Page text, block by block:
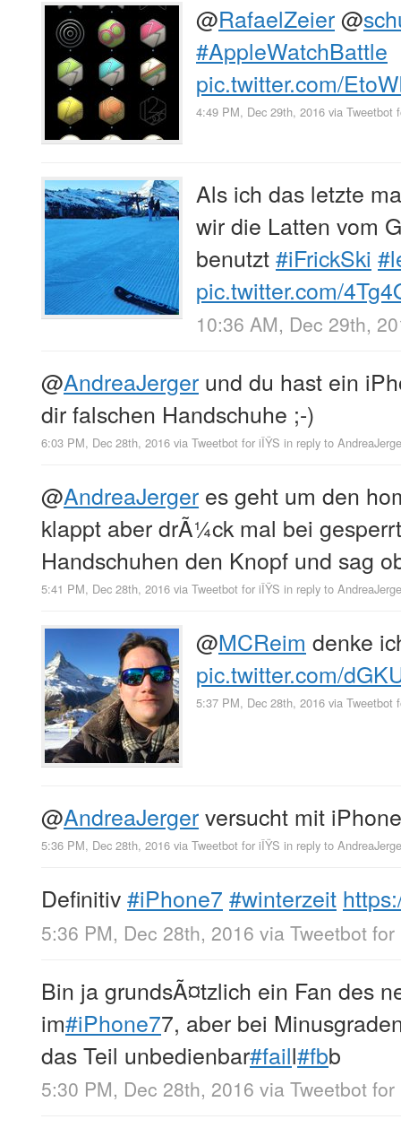
@RafaelZeier@
#AppleWatchBattle
pic.twitter.com/
4:49 PM, Dec 29th, 2016 via Tweetbot
Als ich das letzte
wir die Latten vom
benutzt#iFrickSki
pic.twitter.com/
10:36 AM, Dec 29th,
@AndreaJerger und du hast ein
dir falschen Handschuhe ;-)
6:03 PM, Dec 28th, 2016 via Tweetbot for iÎŸS in reply to
@AndreaJerger es geht um den
klappt aber drÃ¼ck mal bei
Handschuhen den Knopf und sag
5:41 PM, Dec 28th, 2016 via Tweetbot for iÎŸS in reply to
@MCReim denke
pic.twitter.com/
5:37 PM, Dec 28th, 2016 via Tweetbot
@AndreaJergerversucht mit
5:36 PM, Dec 28th, 2016 via Tweetbot for iÎŸS in reply to
Definitiv#iPhone7 #winterzeit
5:36 PM, Dec 28th, 2016 via Tweetbot for
Bin ja grundsÃ¤tzlich ein Fan des
im#iPhone77, aber bei
das Teil unbedienbar#faill#fbb
5:30 PM, Dec 28th, 2016 via Tweetbot for